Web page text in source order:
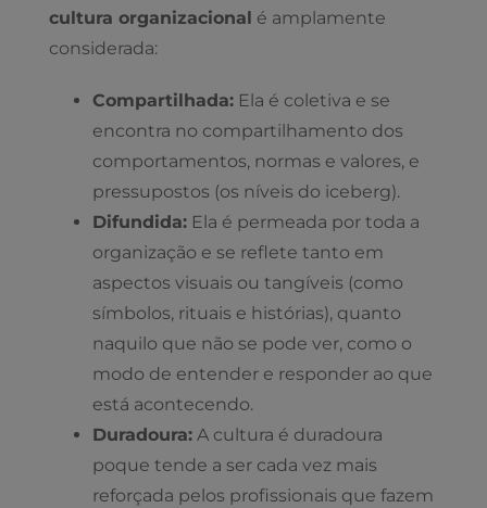
cultura organizacional é amplamente
considerada:
Compartilhada: Ela é coletiva e se
encontra no compartilhamento dos
comportamentos, normas e valores, e
pressupostos (os níveis do iceberg).
Difundida: Ela é permeada por toda a
organização e se reflete tanto em
aspectos visuais ou tangíveis (como
símbolos, rituais e histórias), quanto
naquilo que não se pode ver, como o
modo de entender e responder ao que
está acontecendo.
Duradoura: A cultura é duradoura
poque tende a ser cada vez mais
reforçada pelos profissionais que fazem